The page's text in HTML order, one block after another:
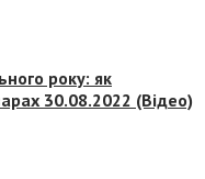
року: як
30.08.2022 (Відео)